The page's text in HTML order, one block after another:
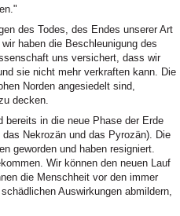
des Todes, des Endes unserer Art
haben die Beschleunigung des
uns versichert, dass wir
sie nicht mehr verkraften kann. Die
Norden angesiedelt sind,
decken.
bereits in die neue Phase der Erde
Nekrozän und das Pyrozän). Die
geworden und haben resigniert.
Wir können den neuen Lauf
die Menschheit vor den immer
Auswirkungen abmildern,